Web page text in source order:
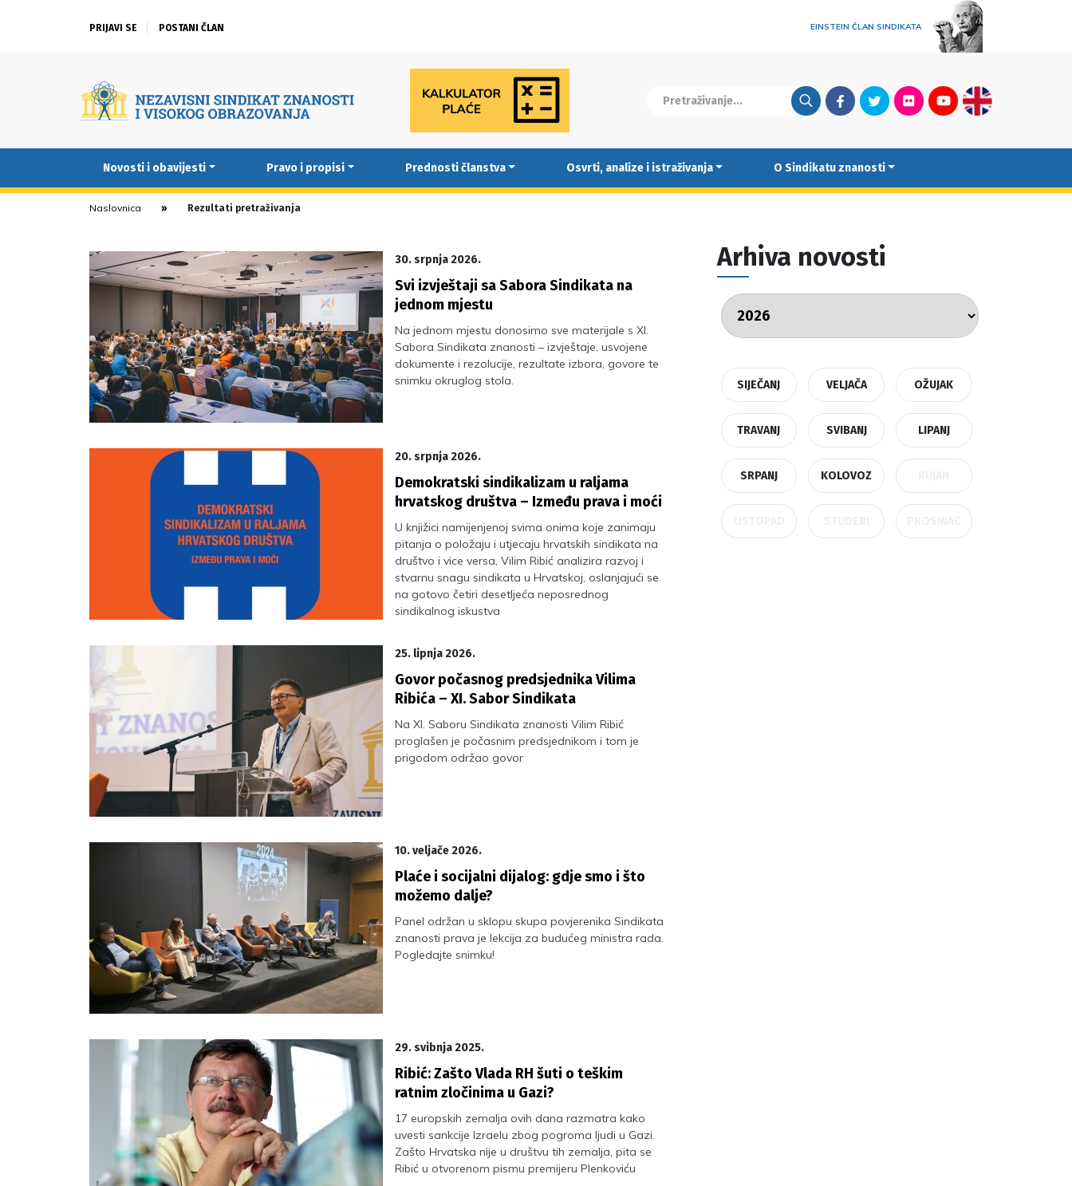
PRIJAVI SE POSTANI ČLAN EINSTEIN ČLAN SINDIKATA
FacebookTwitterFlickrYoutubeEnglish
Novosti i obavijesti Pravo i propisi Prednosti članstva Osvrti, analize i istraživanja O Sindikatu znanosti
Naslovnica Rezultati pretraživanja
30. srpnja 2026.
Svi izvještaji sa Sabora Sindikata na
jednom mjestu
Na jednom mjestu donosimo sve materijale s XI.
Sabora Sindikata znanosti – izvještaje, usvojene
dokumente i rezolucije, rezultate izbora, govore te
snimku okruglog stola.
20. srpnja 2026.
Demokratski sindikalizam u raljama
hrvatskog društva – Između prava i moći
U knjižici namijenjenoj svima onima koje zanimaju
pitanja o položaju i utjecaju hrvatskih sindikata na
društvo i vice versa, Vilim Ribić analizira razvoj i
stvarnu snagu sindikata u Hrvatskoj, oslanjajući se
na gotovo četiri desetljeća neposrednog
sindikalnog iskustva
25. lipnja 2026.
Govor počasnog predsjednika Vilima
Ribića – XI. Sabor Sindikata
Na XI. Saboru Sindikata znanosti Vilim Ribić
proglašen je počasnim predsjednikom i tom je
prigodom održao govor
10. veljače 2026.
Plaće i socijalni dijalog: gdje smo i što
možemo dalje?
Panel održan u sklopu skupa povjerenika Sindikata
znanosti prava je lekcija za budućeg ministra rada.
Pogledajte snimku!
29. svibnja 2025.
Ribić: Zašto Vlada RH šuti o teškim
ratnim zločinima u Gazi?
17 europskih zemalja ovih dana razmatra kako
uvesti sankcije Izraelu zbog pogroma ljudi u Gazi.
Zašto Hrvatska nije u društvu tih zemalja, pita se
Ribić u otvorenom pismu premijeru Plenkoviću
Arhiva novosti
SIJEČANJ VELJAČA OŽUJAK
TRAVANJ SVIBANJ LIPANJ
SRPANJ KOLOVOZ